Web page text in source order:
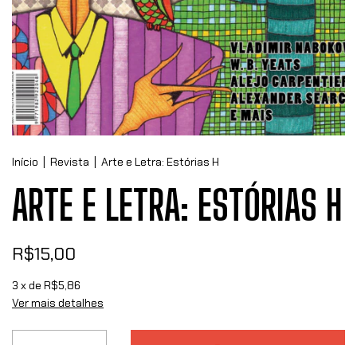
Início Revista Arte e Letra: Estórias H
ARTE E LETRA: ESTÓRIAS H
R$15,00
3 x de R$5,86
Ver mais detalhes